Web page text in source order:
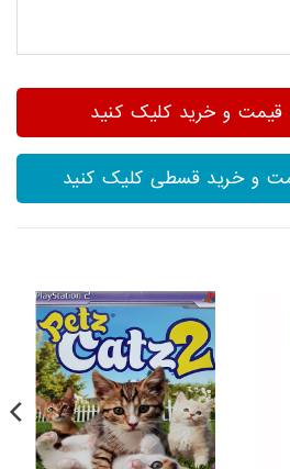
و خرید کلیک کنید
و خرید قسطی کلیک کنید